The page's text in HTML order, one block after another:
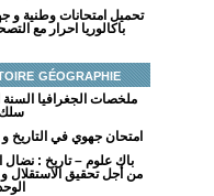
باكالوريا احرار مع
géographie
ملخصات الجغرافيا السنة
سلك
امتحان جهوي في التاريخ و
من أجل تحقيق الاستقلال